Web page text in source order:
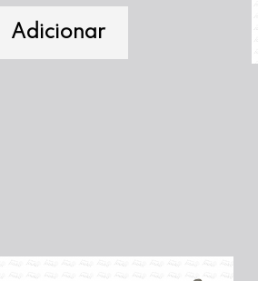
Adicionar